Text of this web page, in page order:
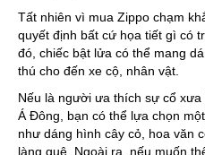
Tất nhiên vì mua Zippo chạm
quyết định bất cứ họa tiết gì có
đó, chiếc bật lửa có thể mang
thú cho đến xe cộ, nhân vật.
Nếu là người ưa thích sự cổ
Á Đông, bạn có thể lựa chọn
như dáng hình cây cỏ, hoa văn
làng quê. Ngoài ra, nếu muốn